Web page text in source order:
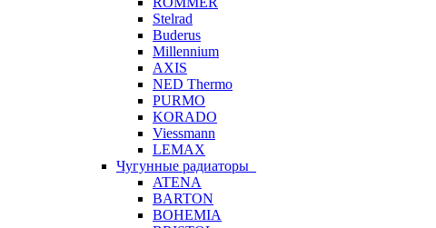
Stelrad
Buderus
Millennium
AXIS
NED Thermo
PURMO
KORADO
Viessmann
LEMAX
Чугунные радиаторы
ATENA
BARTON
BOHEMIA